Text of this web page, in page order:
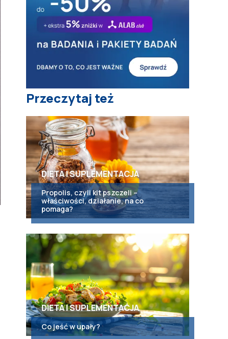
Przeczytaj też
DIETA I SUPLEMENTACJA
Propolis, czyli kit pszczeli –
właściwości, działanie, na co
pomaga?
DIETA I SUPLEMENTACJA
Co jeść w upały?